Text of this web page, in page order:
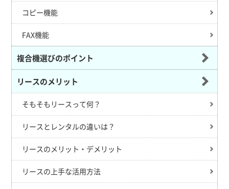
コピー機能
FAX機能
複合機選びのポイント
リースのメリット
そもそもリースって何？
リースとレンタルの違いは？
リースのメリット・デメリット
リースの上手な活用方法